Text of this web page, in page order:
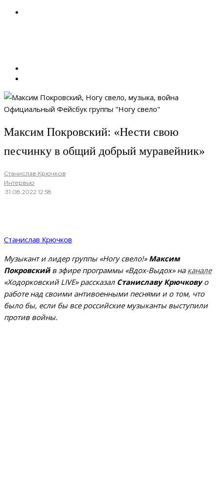
Официальный Фейсбук группы "Ногу свело"
Максим Покровский: «Нести свою
песчинку в общий добрый муравейник»
Станислав Крючков·
Интервью
·31.08.2022 12:58
Станислав Крючков
Музыкант и лидер группы «Ногу свело!» Максим
Покровскийв эфире программы «Вдох-Выдох» на канале
«Ходорковский LIVE» рассказал Станиславу Крючковуо
работе над своими антивоенными песнями и о том, что
было бы, если бы все российские музыканты выступили
против войны.